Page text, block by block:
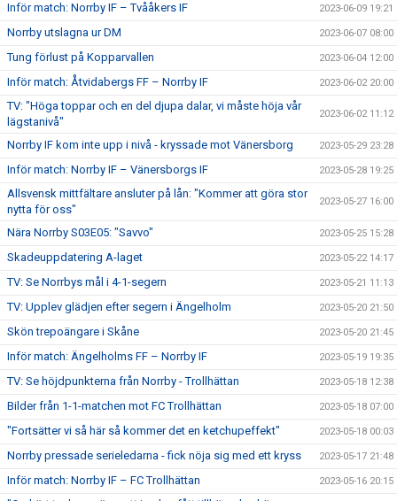
Inför match: Norrby IF – Tvååkers IF 2023-06-09 19:21
Norrby utslagna ur DM 2023-06-07 08:00
Tung förlust på Kopparvallen 2023-06-04 12:00
Inför match: Åtvidabergs FF – Norrby IF 2023-06-02 20:00
TV: "Höga toppar och en del djupa dalar, vi måste höja vår
lägstanivå"
2023-06-02 11:12
Norrby IF kom inte upp i nivå - kryssade mot Vänersborg 2023-05-29 23:28
Inför match: Norrby IF – Vänersborgs IF 2023-05-28 19:25
Allsvensk mittfältare ansluter på lån: "Kommer att göra stor
nytta för oss"
2023-05-27 16:00
Nära Norrby S03E05: "Savvo" 2023-05-25 15:28
Skadeuppdatering A-laget 2023-05-22 14:17
TV: Se Norrbys mål i 4-1-segern 2023-05-21 11:13
TV: Upplev glädjen efter segern i Ängelholm 2023-05-20 21:50
Skön trepoängare i Skåne 2023-05-20 21:45
Inför match: Ängelholms FF – Norrby IF 2023-05-19 19:35
TV: Se höjdpunkterna från Norrby - Trollhättan 2023-05-18 12:38
Bilder från 1-1-matchen mot FC Trollhättan 2023-05-18 07:00
"Fortsätter vi så här så kommer det en ketchupeffekt" 2023-05-18 00:03
Norrby pressade serieledarna - fick nöja sig med ett kryss 2023-05-17 21:48
Inför match: Norrby IF – FC Trollhättan 2023-05-16 20:15